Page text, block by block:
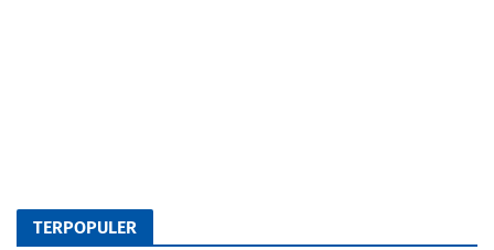
TERPOPULER